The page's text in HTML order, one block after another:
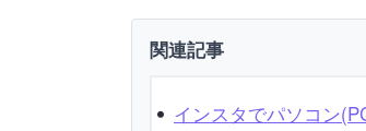
関連記事
インスタでパソコン